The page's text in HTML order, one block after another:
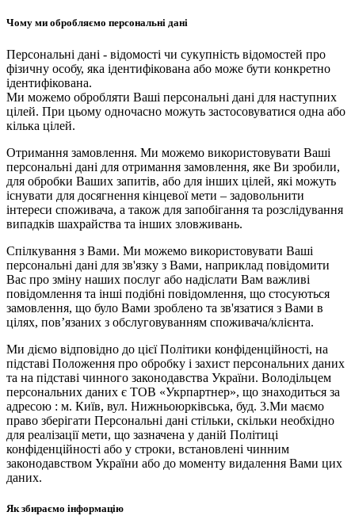
Чому ми обробляємо персональні дані
Персональні дані - відомості чи сукупність відомостей про
фізичну особу, яка ідентифікована або може бути конкретно
ідентифікована.
Ми можемо обробляти Ваші персональні дані для наступних
цілей. При цьому одночасно можуть застосовуватися одна або
кілька цілей.
Отримання замовлення. Ми можемо використовувати Ваші
персональні дані для отримання замовлення, яке Ви зробили,
для обробки Ваших запитів, або для інших цілей, які можуть
існувати для досягнення кінцевої мети – задовольнити
інтереси споживача, а також для запобігання та розслідування
випадків шахрайства та інших зловживань.
Спілкування з Вами. Ми можемо використовувати Ваші
персональні дані для зв'язку з Вами, наприклад повідомити
Вас про зміну наших послуг або надіслати Вам важливі
повідомлення та інші подібні повідомлення, що стосуються
замовлення, що було Вами зроблено та зв'язатися з Вами в
цілях, пов’язаних з обслуговуванням споживача/клієнта.
Ми діємо відповідно до цієї Політики конфіденційності, на
підставі Положення про обробку і захист персональних даних
та на підставі чинного законодавства України. Володільцем
персональних даних є ТОВ «Укрпартнер», що знаходиться за
адресою : м. Київ, вул. Нижньоюркiвська, буд. 3.Ми маємо
право зберігати Персональні дані стільки, скільки необхідно
для реалізації мети, що зазначена у даній Політиці
конфіденційності або у строки, встановлені чинним
законодавством України або до моменту видалення Вами цих
даних.
Як збираємо інформацію